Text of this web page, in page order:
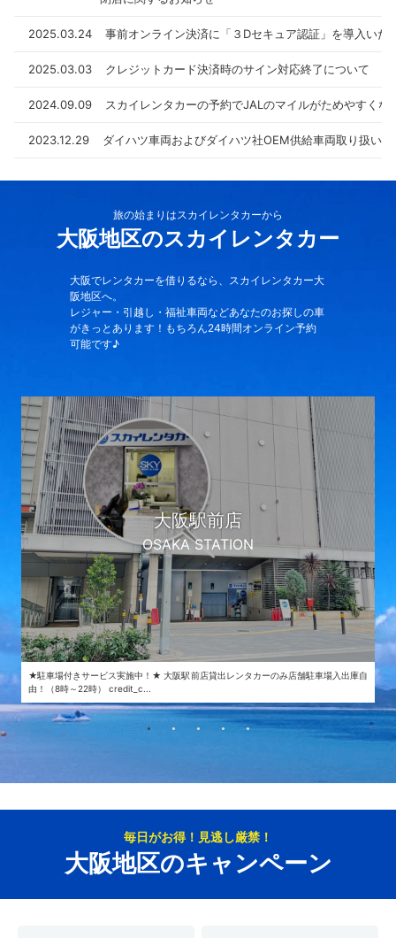
2025.03.24 事前オンライン決済に「３Dセキュア認証」を導入いた
2025.03.03 クレジットカード決済時のサイン対応終了について
2024.09.09 スカイレンタカーの予約でJALのマイルがためやすくな
2023.12.29 ダイハツ車両およびダイハツ社OEM供給車両取り扱い
旅の始まりはスカイレンタカーから
大阪地区のスカイレンタカー
大阪でレンタカーを借りるなら、スカイレンタカー大
阪地区へ。
レジャー・引越し・福祉車両などあなたのお探しの車
がきっとあります！もちろん24時間オンライン予約
可能です♪
大阪駅前店
OSAKA STATION
★駐車場付きサービス実施中！★ 大阪駅前店貸出レンタカーのみ店舗駐車場入出庫自
由！（8時～22時） credit_c...
毎日がお得！見逃し厳禁！
大阪地区のキャンペーン